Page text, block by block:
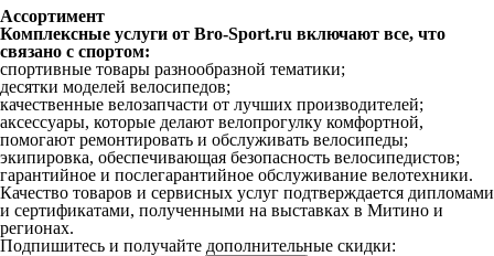
Ассортимент
Комплексные услуги от Bro-Sport.ru включают все, что
связано с спортом:
спортивные товары разнообразной тематики;
десятки моделей велосипедов;
качественные велозапчасти от лучших производителей;
аксессуары, которые делают велопрогулку комфортной,
помогают ремонтировать и обслуживать велосипеды;
экипировка, обеспечивающая безопасность велосипедистов;
гарантийное и послегарантийное обслуживание велотехники.
Качество товаров и сервисных услуг подтверждается дипломами
и сертификатами, полученными на выставках в Митино и
регионах.
Подпишитесь и получайте дополнительные скидки: